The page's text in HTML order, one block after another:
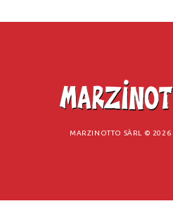
MARZINOTTO SÀRL © 2026